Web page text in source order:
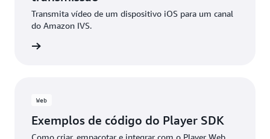
Transmita vídeo de um dispositivo iOS para um canal
do Amazon IVS.
Web
Exemplos de código do Player SDK
Como criar, empacotar e integrar com o Player Web